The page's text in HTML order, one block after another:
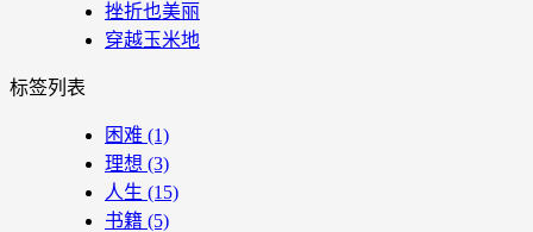
挫折也美丽
穿越玉米地
标签列表
困难 (1)
理想 (3)
人生 (15)
书籍 (5)